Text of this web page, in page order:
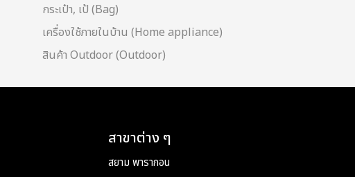
กระเป๋า, เป้ (Bag)
เครื่องใช้ภายในบ้าน (Home appliance)
สินค้า Outdoor (Outdoor)
สาขาต่าง ๆ
สยาม พารากอน